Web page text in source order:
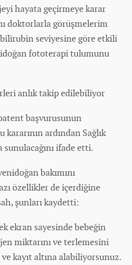
hayata geçirmeye karar
doktorlarla görüşmelerim
seviyesine göre etkili
fototerapi tulumunu
anlık takip edilebiliyor
başvurusunun
kararının ardından Sağlık
sunulacağını ifade etti.
bakımını
özellikler de içerdiğine
şunları kaydetti:
ekran sayesinde bebeğin
miktarını ve terlemesini
kayıt altına alabiliyorsunuz.